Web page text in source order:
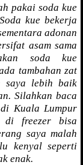
pakai soda kue
kue bekerja
adonan
asam sama
soda kue
tambahan zat
saya lebih baik
Silahkan baca
Kuala Lumpur
di freezer bisa
saya malah
kenyal seperti
enak.